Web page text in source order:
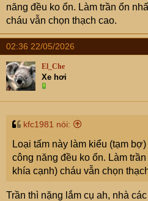
năng đều ko ổn. Làm trần ổn
cháu vẫn chọn thạch cao.
02:36 22/05/2026
El_Che
Xe hơi
kfc1981 nói:
Loại tấm này làm kiểu (tạm
công năng đều ko ổn. Làm
khía cạnh) cháu vẫn chọn
Trần thì nặng lắm cụ ah, nhà